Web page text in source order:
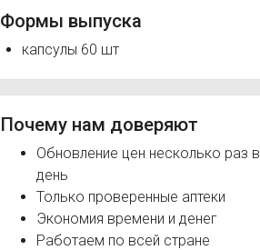
Формы выпуска
капсулы 60 шт
Почему нам доверяют
Обновление цен несколько раз в
день
Только проверенные аптеки
Экономия времени и денег
Работаем по всей стране